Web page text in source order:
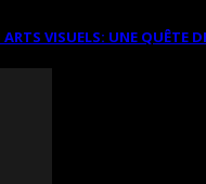
VISUELS: UNE QUÊTE